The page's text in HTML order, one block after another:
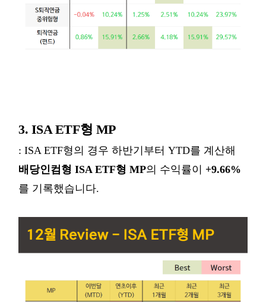
3. ISA ETF형 MP
: ISA ETF형의 경우 하반기부터 YTD를 계산해
배당인컴형 ISA ETF형 MP의 수익률이 +9.66%
를 기록했습니다.